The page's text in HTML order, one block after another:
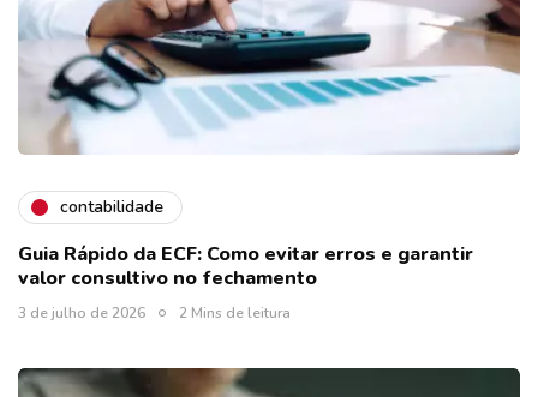
contabilidade
Guia Rápido da ECF: Como evitar erros e garantir
valor consultivo no fechamento
3 de julho de 2026 2 Mins de leitura